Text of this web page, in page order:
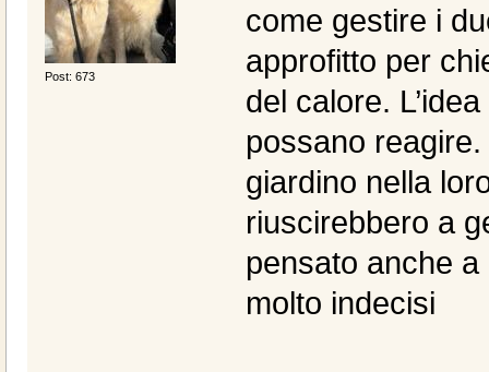
Post: 673
come gestire i
approfitto per
del calore.
possano
giardino nella
riuscirebbero a
pensato anche
molto indecisi